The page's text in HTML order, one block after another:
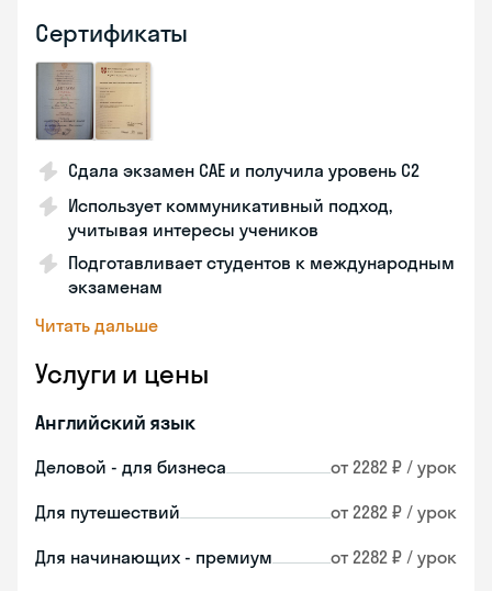
Сертификаты
Сдала экзамен CAE и получила уровень С2
Использует коммуникативный подход,
учитывая интересы учеников
Подготавливает студентов к международным
экзаменам
Читать дальше
Услуги и цены
Английский язык
Деловой - для бизнеса от 2282 ₽ / урок
Для путешествий от 2282 ₽ / урок
Для начинающих - премиум от 2282 ₽ / урок